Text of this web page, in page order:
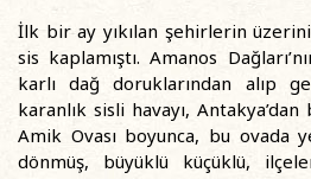
İlk bir ay yıkılan şehirlerin
sis kaplamıştı. Amanos
karlı dağ doruklarından alıp
karanlık sisli havayı, Antakya’dan
Amik Ovası boyunca, bu ovada
dönmüş, büyüklü küçüklü,